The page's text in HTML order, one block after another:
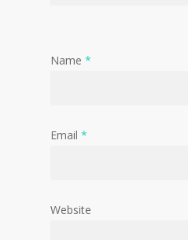
Name *
Email *
Website